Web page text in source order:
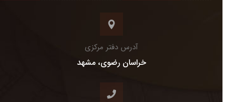
آدرس دفتر مرکزی
خراسان رضوی، مشهد